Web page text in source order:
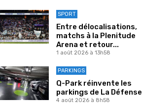
SPORT
Entre délocalisations,
matchs à la Plenitude
Arena et retour...
1 août 2026 à 13h58
PARKINGS
Q-Park réinvente les
parkings de La Défense
4 août 2026 à 8h58